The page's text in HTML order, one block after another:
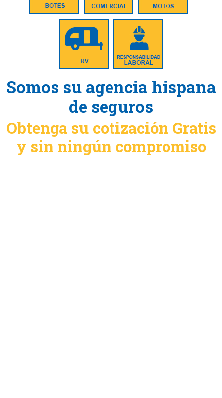
Somos su agencia hispana
de seguros
Obtenga su cotización Gratis
y sin ningún compromiso